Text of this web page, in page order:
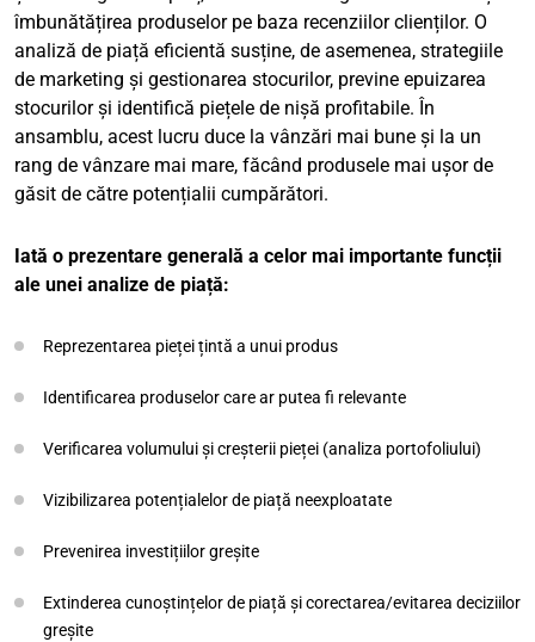
îmbunătățirea produselor pe baza recenziilor clienților. O
analiză de piață eficientă susține, de asemenea, strategiile
de marketing și gestionarea stocurilor, previne epuizarea
stocurilor și identifică piețele de nișă profitabile. În
ansamblu, acest lucru duce la vânzări mai bune și la un
rang de vânzare mai mare, făcând produsele mai ușor de
găsit de către potențialii cumpărători.
Iată o prezentare generală a celor mai importante funcții
ale unei analize de piață:
Reprezentarea pieței țintă a unui produs
Identificarea produselor care ar putea fi relevante
Verificarea volumului și creșterii pieței (analiza portofoliului)
Vizibilizarea potențialelor de piață neexploatate
Prevenirea investițiilor greșite
Extinderea cunoștințelor de piață și corectarea/evitarea deciziilor
greșite